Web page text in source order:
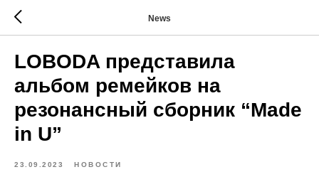
News
LOBODA представила
альбом ремейков на
резонансный сборник “Made
in U”
23.09.2023 НОВОСТИ